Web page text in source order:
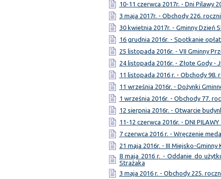
10-11 czerwca 2017r. - Dni Pilawy
3 maja 2017r. - Obchody 226.
30 kwietnia 2017r. - Gminny Dzień
16 grudnia 2016r. - Spotkanie
25 listopada 2016r. - VII Gminny
24 listopada 2016r. - Złote Gody -
11 listopada 2016 r. - Obchody 98.
11 września 2016r. - Dożynki
1 września 2016r. - Obchody 77.
12 sierpnia 2016r. - Otwarcie
11-12 czerwca 2016r. - DNI PILAWY
7 czerwca 2016 r. - Wręczenie
21 maja 2016r. - III Miejsko-
8 maja 2016 r. - Oddanie do
Strażaka
3 maja 2016 r. - Obchody 225.